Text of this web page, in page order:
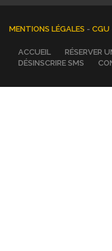
MENTIONS LÉGALES - CGU
ACCUEIL RÉSERVER
DÉSINSCRIRE SMS